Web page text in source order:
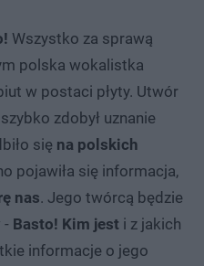
Wszystko za sprawą
polska wokalistka
w postaci płyty. Utwór
zdobył uznanie
się na polskich
pojawiła się informacja,
nas. Jego twórcą będzie
- Basto! Kim jest i z jakich
informacje o jego